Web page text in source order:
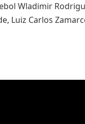
Wladimir
Luiz Carlos